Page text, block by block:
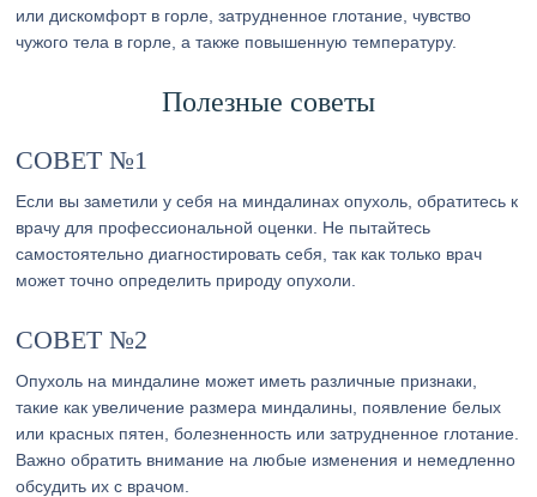
или дискомфорт в горле, затрудненное глотание, чувство
чужого тела в горле, а также повышенную температуру.
Полезные советы
СОВЕТ №1
Если вы заметили у себя на миндалинах опухоль, обратитесь к
врачу для профессиональной оценки. Не пытайтесь
самостоятельно диагностировать себя, так как только врач
может точно определить природу опухоли.
СОВЕТ №2
Опухоль на миндалине может иметь различные признаки,
такие как увеличение размера миндалины, появление белых
или красных пятен, болезненность или затрудненное глотание.
Важно обратить внимание на любые изменения и немедленно
обсудить их с врачом.